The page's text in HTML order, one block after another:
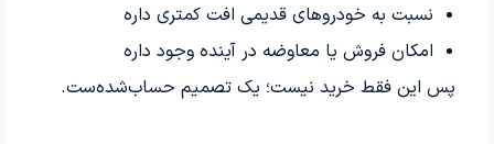
نسبت به خودروهای قدیمی افت کمتری داره
امکان فروش یا معاوضه در آینده وجود داره
پس این فقط خرید نیست؛ یک تصمیم حساب‌شده‌ست.